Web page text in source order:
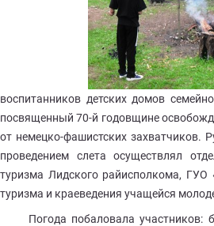
воспитанников детских домов
посвященный 70-й годовщине
от немецко-фашистских захватчиков.
проведением слета осуществлял
туризма Лидского райисполкома, ГУО
туризма и краеведения учащейся
Погода побаловала участников: